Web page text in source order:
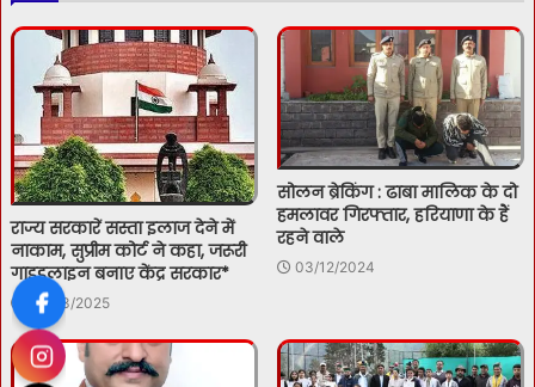
राज्य सरकारें सस्ता इलाज देने में
नाकाम, सुप्रीम कोर्ट ने कहा, जरूरी
गाइडलाइन बनाए केंद्र सरकार*
05/03/2025
सोलन ब्रेकिंग : ढाबा मालिक के दो
हमलावर गिरफ्तार, हरियाणा के हैं
रहने वाले
03/12/2024